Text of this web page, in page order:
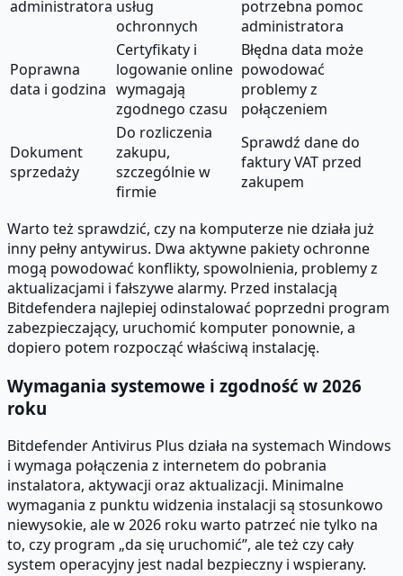
administratora usług
ochronnych
potrzebna pomoc
administratora
Poprawna
data i godzina
Certyfikaty i
logowanie online
wymagają
zgodnego czasu
Błędna data może
powodować
problemy z
połączeniem
Dokument
sprzedaży
Do rozliczenia
zakupu,
szczególnie w
firmie
Sprawdź dane do
faktury VAT przed
zakupem
Warto też sprawdzić, czy na komputerze nie działa już
inny pełny antywirus. Dwa aktywne pakiety ochronne
mogą powodować konflikty, spowolnienia, problemy z
aktualizacjami i fałszywe alarmy. Przed instalacją
Bitdefendera najlepiej odinstalować poprzedni program
zabezpieczający, uruchomić komputer ponownie, a
dopiero potem rozpocząć właściwą instalację.
Wymagania systemowe i zgodność w 2026
roku
Bitdefender Antivirus Plus działa na systemach Windows
i wymaga połączenia z internetem do pobrania
instalatora, aktywacji oraz aktualizacji. Minimalne
wymagania z punktu widzenia instalacji są stosunkowo
niewysokie, ale w 2026 roku warto patrzeć nie tylko na
to, czy program „da się uruchomić”, ale też czy cały
system operacyjny jest nadal bezpieczny i wspierany.